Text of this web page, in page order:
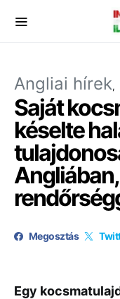
Angliai hírek
Saját
késelte
Megosztás
Egy